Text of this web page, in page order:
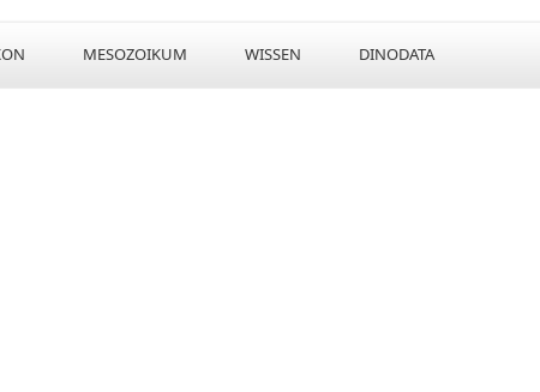
MESOZOIKUM WISSEN DINODATA